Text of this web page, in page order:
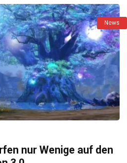
News
nur Wenige auf den